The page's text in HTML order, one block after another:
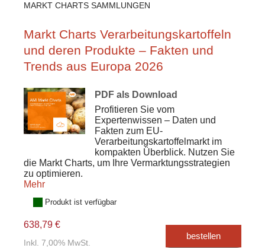
MARKT CHARTS SAMMLUNGEN
Markt Charts Verarbeitungskartoffeln
und deren Produkte – Fakten und
Trends aus Europa 2026
PDF als Download
Profitieren Sie vom
Expertenwissen – Daten und
Fakten zum EU-
Verarbeitungskartoffelmarkt im
kompakten Überblick. Nutzen Sie
die Markt Charts, um Ihre Vermarktungsstrategien
zu optimieren.
Mehr
Produkt ist verfügbar
638,79 €
Inkl. 7,00% MwSt.
bestellen